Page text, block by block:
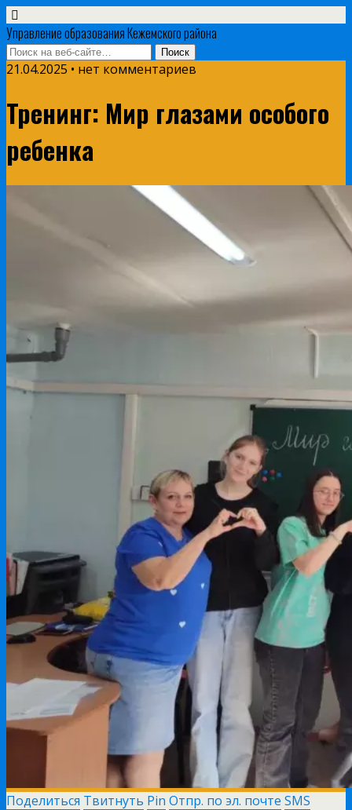
Управление образования Кежемского района
21.04.2025 • нет комментариев
Тренинг: Мир глазами особого
ребенка
Поделиться Твитнуть Pin Отпр. по эл. почте SMS